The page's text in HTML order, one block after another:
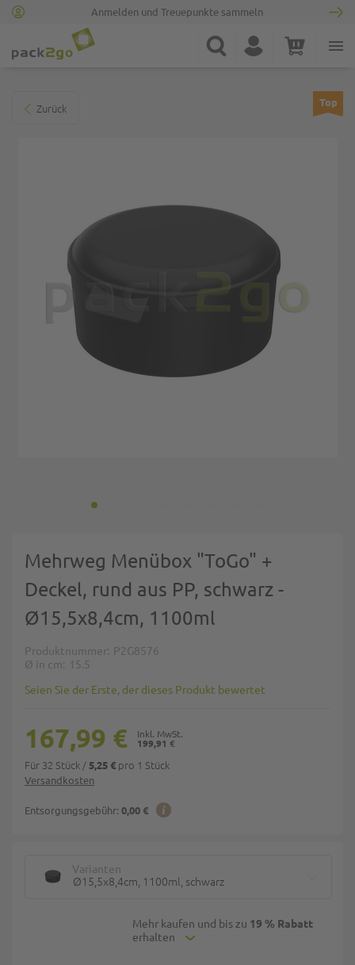
Anmelden und Treuepunkte sammeln
Suche Konto Warenkorb
Zurück Top
Mehrweg Menübox "ToGo" +
Deckel, rund aus PP, schwarz -
Ø15,5x8,4cm, 1100ml
Produktnummer P2G8576
Ø in cm
15.5
Seien Sie der Erste, der dieses Produkt bewertet
Versandkosten
Entsorgungsgebühr: 0,00 €
199,91 €
167,99 €
Für 32 Stück / 5,25 € pro 1 Stück
Varianten
Ø15,5x8,4cm, 1100ml, schwarz
Mehr kaufen und bis zu 19 % Rabatt
erhalten